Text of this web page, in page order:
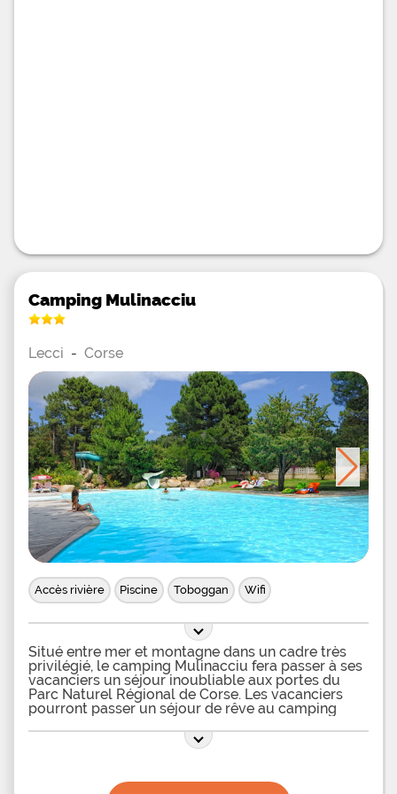
Camping Mulinacciu
Lecci - Corse
Accès rivière Piscine Toboggan Wifi
Situé entre mer et montagne dans un cadre très
privilégié, le camping Mulinacciu fera passer à ses
vacanciers un séjour inoubliable aux portes du
Parc Naturel Régional de Corse. Les vacanciers
pourront passer un séjour de rêve au camping
cadre idyllique. Toute la famille pourra y profiter
d’un immense bassin chauffé disposé en plein
rochers et cascades. Un grand toboggan